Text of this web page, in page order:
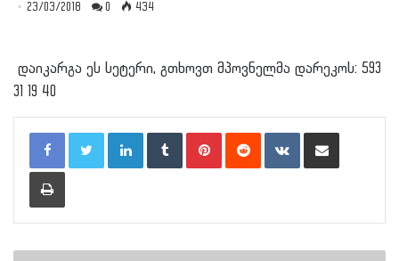
23/03/2018 0 434
დაიკარგა ეს სეტერი, გთხოვთ მპოვნელმა დარეკოს: 593
31 19 40
LinkedInTumblr PinterestReddit VKontakteShare via Email
Print